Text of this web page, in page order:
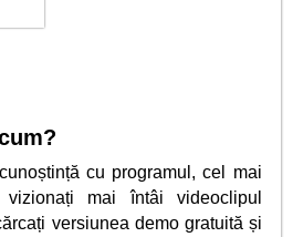
cu programul, cel mai
mai întâi videoclipul
versiunea demo gratuită și